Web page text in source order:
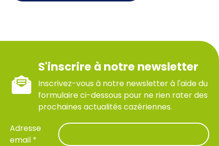
S'inscrire à notre newsletter
Inscrivez-vous à notre newsletter à l'aide du
formulaire ci-dessous pour ne rien rater des
prochaines actualités cazériennes.
Adresse
email *